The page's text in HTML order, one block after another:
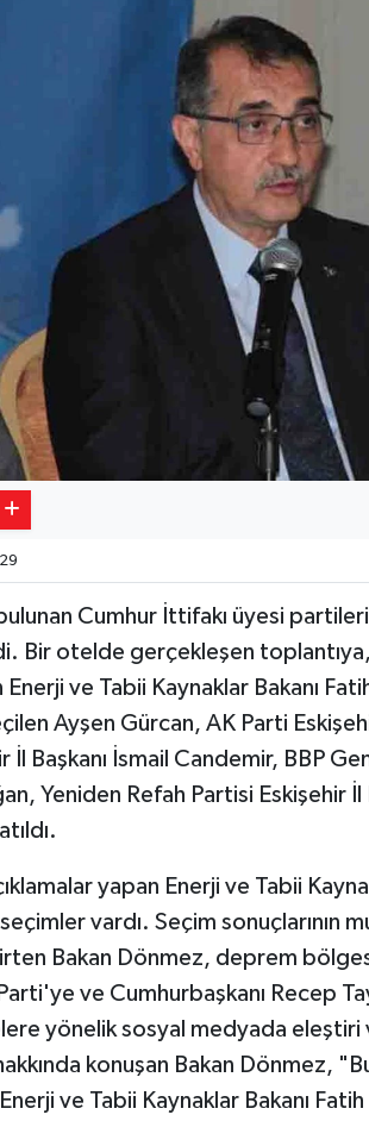
Cumhur İttifakı üyesi
Bir otelde gerçekleşen
ve Tabii Kaynaklar Bakanı
Ayşen Gürcan, AK Parti
İl Başkanı İsmail Candemir, BBP
Yeniden Refah Partisi Eskişehir İl
yapan Enerji ve Tabii
vardı. Seçim sonuçlarının
Bakan Dönmez, deprem
ve Cumhurbaşkanı Recep
yönelik sosyal medyada eleştiri
konuşan Bakan Dönmez,
ve Tabii Kaynaklar Bakanı